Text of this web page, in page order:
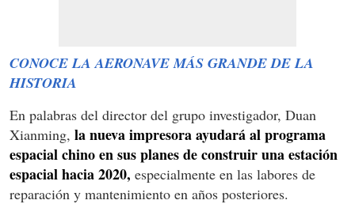
CONOCE LA AERONAVE MÁS GRANDE DE LA
HISTORIA
En palabras del director del grupo investigador, Duan
Xianming, la nueva impresora ayudará al programa
espacial chino en sus planes de construir una estación
espacial hacia 2020, especialmente en las labores de
reparación y mantenimiento en años posteriores.